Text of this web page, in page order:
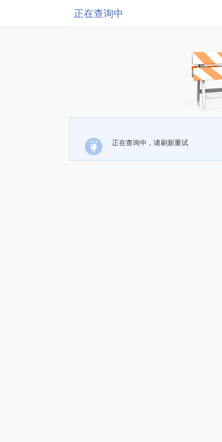
正在查询中
正在查询中，请刷新重试